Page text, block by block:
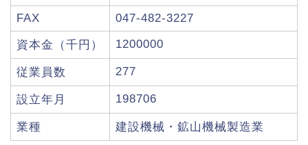
FAX 047-482-3227
資本金（千円） 1200000
従業員数 277
設立年月 198706
業種 建設機械・鉱山機械製造業